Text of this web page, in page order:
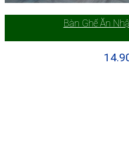
Bàn Ghế Ăn